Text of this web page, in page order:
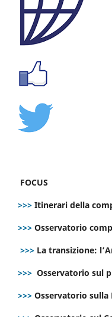
FOCUS
>>> Itinerari della
>>> Osservatorio
>>> La transizione:
>>> Osservatorio sul
>>> Osservatorio sulla